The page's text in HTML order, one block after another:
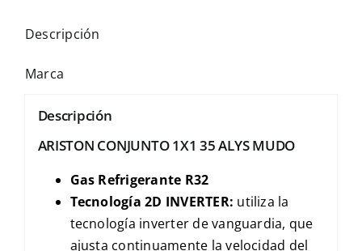
Descripción
Marca
Descripción
ARISTON CONJUNTO 1X1 35 ALYS MUDO
Gas Refrigerante R32
Tecnología 2D INVERTER: utiliza la
tecnología inverter de vanguardia, que
ajusta continuamente la velocidad del